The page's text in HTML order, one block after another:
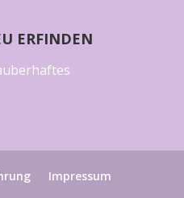
ERFINDEN
Impressum